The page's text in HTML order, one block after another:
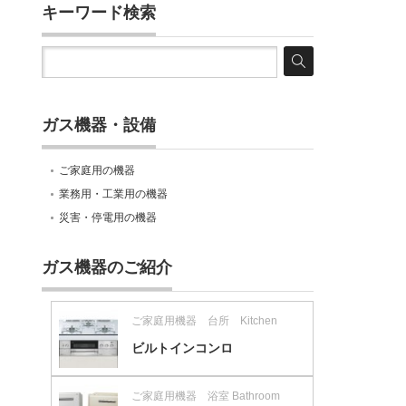
キーワード検索
ガス機器・設備
ご家庭用の機器
業務用・工業用の機器
災害・停電用の機器
ガス機器のご紹介
ご家庭用機器 台所 Kitchen
ビルトインコンロ
ご家庭用機器 浴室 Bathroom